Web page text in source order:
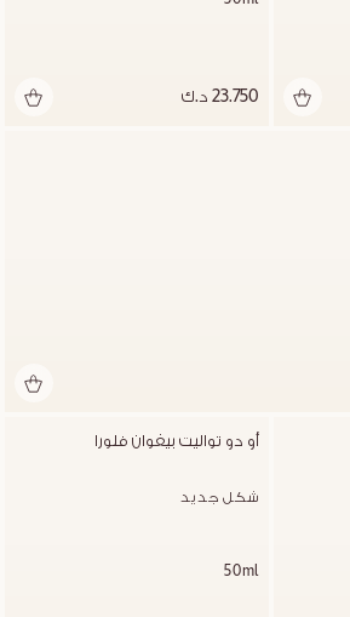
23.750 د.ك
أو دو تواليت بيفوان فلورا
شكل جديد
50ml